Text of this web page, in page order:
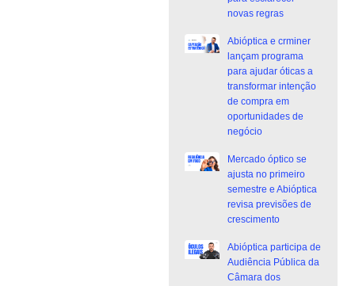
novas regras
Abióptica e crminer
lançam programa
para ajudar óticas a
transformar intenção
de compra em
oportunidades de
negócio
Mercado óptico se
ajusta no primeiro
semestre e Abióptica
revisa previsões de
crescimento
Abióptica participa de
Audiência Pública da
Câmara dos